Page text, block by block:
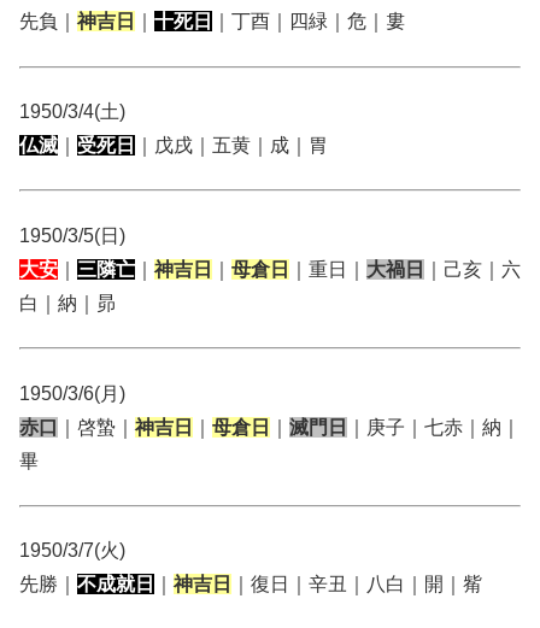
先負｜ 神吉日 十死日 ｜丁酉｜四緑｜危｜婁
1950/3/4(土)
仏滅
受死日 ｜戊戌｜五黄｜成｜胃
1950/3/5(日)
大安
三隣亡 神吉日 母倉日 ｜重日｜ 大禍日
｜己亥｜六
白｜納｜昴
1950/3/6(月)
赤口
｜啓蟄｜ 神吉日 母倉日 滅門日
｜庚子｜七赤｜納｜
畢
1950/3/7(火)
先勝｜ 不成就日 神吉日 ｜復日｜辛丑｜八白｜開｜觜